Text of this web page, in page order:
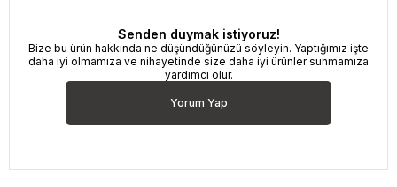
Senden duymak istiyoruz!
Bize bu ürün hakkında ne düşündüğünüzü söyleyin. Yaptığımız işte
daha iyi olmamıza ve nihayetinde size daha iyi ürünler sunmamıza
yardımcı olur.
Yorum Yap